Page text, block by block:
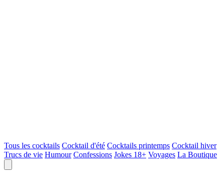
Tous les cocktails Cocktail d'été Cocktails printemps Cocktail hiver
Trucs de vie Humour Confessions Jokes 18+ Voyages La Boutique